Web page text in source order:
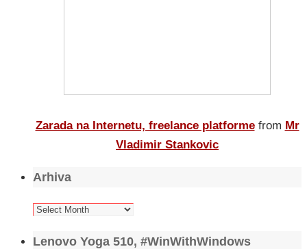
Zarada na Internetu, freelance platforme from Mr
Vladimir Stankovic
Arhiva
Arhiva
Lenovo Yoga 510, #WinWithWindows